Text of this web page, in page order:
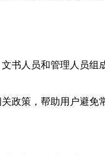
书人员和管理人员
政策，帮助用户避